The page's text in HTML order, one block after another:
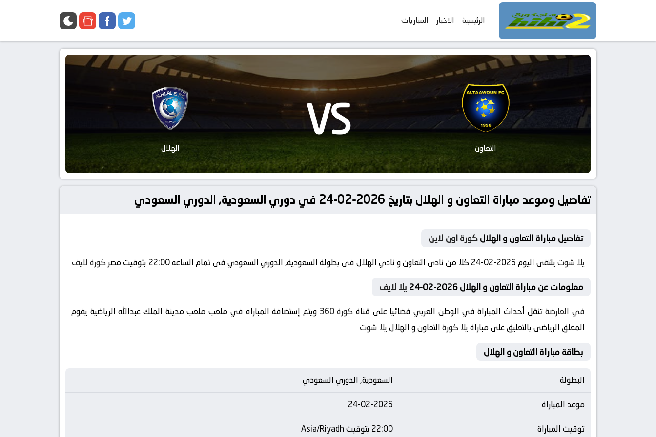
الرئيسية الاخبار المباريات
التعاون VS الهلال
تفاصيل وموعد مباراة التعاون و الهلال بتاريخ 2026-02-24 في دوري السعودية, الدوري السعودي
تفاصيل مباراة التعاون و الهلالكورة اون لاين
يلا شوتيلتقى اليوم 2026-02-24 كلا من نادى التعاون و نادي الهلال فى بطولة السعودية, الدوري السعودي فى تمام الساعه 22:00 بتوقيت مصر كورة لايف
معلومات عن مباراة التعاون و الهلال 2026-02-24 يلا لايف
في العارضةتنقل أحداث المباراة في الوطن العربي فضائيا على قناة كورة 360
ويتم إستضافة المباراه في ملعب ملعب مدينة الملك عبدالله الرياضية يقوم
المعلق الرياضى بالتعليق على مباراةيلا كورةالتعاون و الهلاليلا شوت
بطاقة مباراة التعاون و الهلال
البطولة
السعودية, الدوري السعودي
موعد المباراة
24-02-2026
توقيت المباراة
22:00 بتوقيت Asia/Riyadh